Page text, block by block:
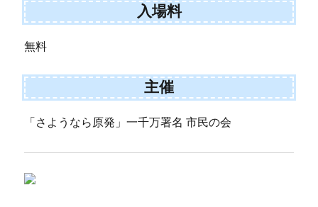
入場料
無料
主催
「さようなら原発」一千万署名 市民の会